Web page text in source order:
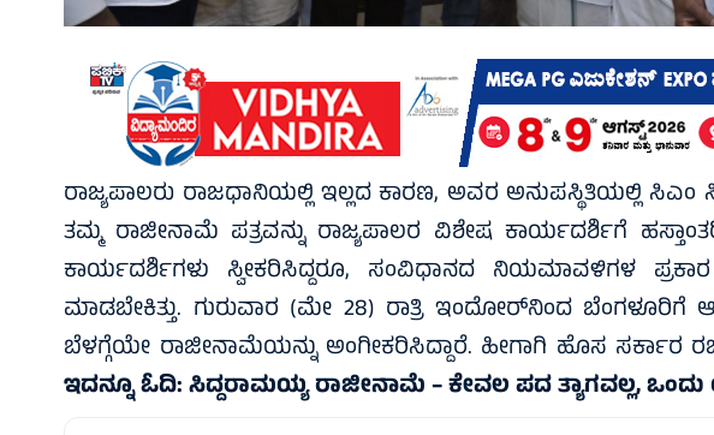
ರಾಜ್ಯಪಾಲರು ರಾಜಧಾನಿಯಲ್ಲಿ ಇಲ್ಲದ ಕಾರಣ, ಅವರ ಅನುಪಸ್ಥಿತಿಯಲ್ಲಿ ಸಿಎಂ
ತಮ್ಮ ರಾಜೀನಾಮೆ ಪತ್ರವನ್ನು ರಾಜ್ಯಪಾಲರ ವಿಶೇಷ ಕಾರ್ಯದರ್ಶಿಗೆ
ಕಾರ್ಯದರ್ಶಿಗಳು ಸ್ವೀಕರಿಸಿದ್ದರೂ, ಸಂವಿಧಾನದ ನಿಯಮಾವಳಿಗಳ ಪ್ರಕಾರ
ಮಾಡಬೇಕಿತ್ತು. ಗುರುವಾರ (ಮೇ 28) ರಾತ್ರಿ ಇಂದೋರ್‌ನಿಂದ ಬೆಂಗಳೂರಿಗೆ
ಬೆಳಗ್ಗೆಯೇ ರಾಜೀನಾಮೆಯನ್ನು ಅಂಗೀಕರಿಸಿದ್ದಾರೆ. ಹೀಗಾಗಿ ಹೊಸ ಸರ್ಕಾರ
ಇದನ್ನೂ ಓದಿ:ಸಿದ್ದರಾಮಯ್ಯ ರಾಜೀನಾಮೆ – ಕೇವಲ ಪದ ತ್ಯಾಗವಲ್ಲ,